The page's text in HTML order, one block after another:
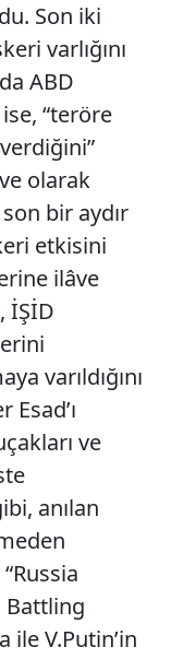
Son iki
varlığını
ABD
“teröre
olarak
bir aydır
etkisini
ilâve
İŞİD
varıldığını
ve
anılan
Battling
ile V.Putin’in